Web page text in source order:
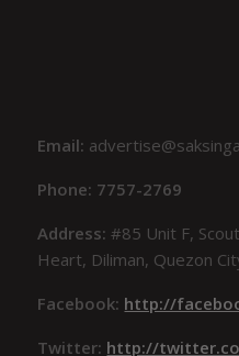
Email:
Phone: 7757-2769
Address:#85 Unit F,
Heart, Diliman, Quezon
Facebook: http://
Twitter: http://